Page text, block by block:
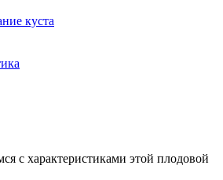
куста
с характеристиками этой плодовой